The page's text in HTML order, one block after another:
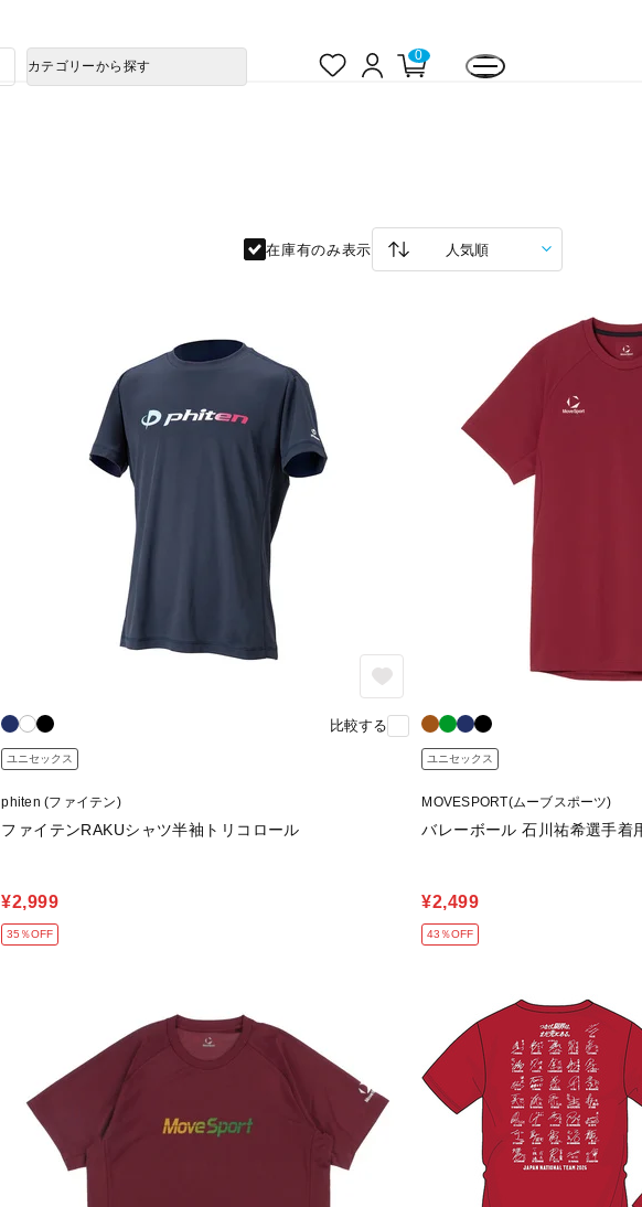
ロ
0
カテゴリーから探す
在庫有のみ表示
比較する
ユニセックス
phiten (ファイテン)
ファイテンRAKUシャツ半袖トリコロール
¥2,999
35％OFF
ユニセックス
MOVESPORT(ムーブスポーツ)
バレーボール 石川祐希選手着
¥2,499
43％OFF